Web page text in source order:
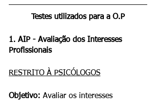
Testes utilizados para a O.P
1. AIP - Avaliação dos Interesses
Profissionais
RESTRITO À PSICÓLOGOS
Objetivo: Avaliar os interesses